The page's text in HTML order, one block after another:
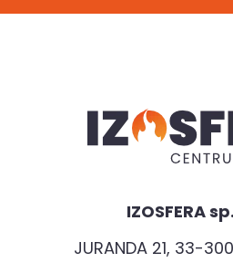
IZOSFERA
JURANDA 21, 33-